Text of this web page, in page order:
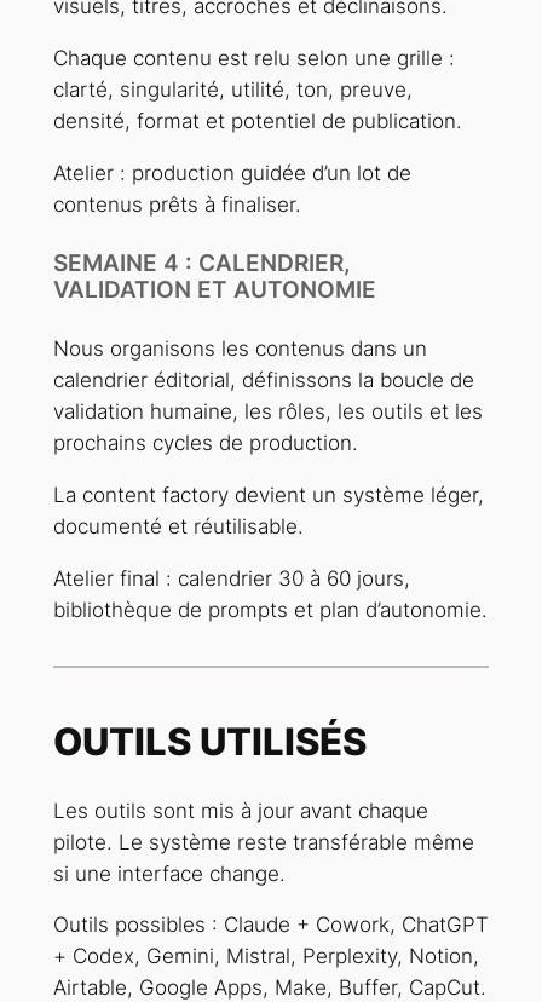
visuels, titres, accroches et déclinaisons.
Chaque contenu est relu selon une grille :
clarté, singularité, utilité, ton, preuve,
densité, format et potentiel de publication.
Atelier : production guidée d’un lot de
contenus prêts à finaliser.
SEMAINE 4 : CALENDRIER,
VALIDATION ET AUTONOMIE
Nous organisons les contenus dans un
calendrier éditorial, définissons la boucle de
validation humaine, les rôles, les outils et les
prochains cycles de production.
La content factory devient un système léger,
documenté et réutilisable.
Atelier final : calendrier 30 à 60 jours,
bibliothèque de prompts et plan d’autonomie.
OUTILS UTILISÉS
Les outils sont mis à jour avant chaque
pilote. Le système reste transférable même
si une interface change.
Outils possibles : Claude + Cowork, ChatGPT
+ Codex, Gemini, Mistral, Perplexity, Notion,
Airtable, Google Apps, Make, Buffer, CapCut.